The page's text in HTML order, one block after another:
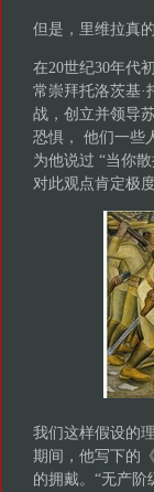
但是，里维拉真
在20世纪30年代
常崇拜托洛茨基·
战，创立并领导
恐惧， 他们一些
为他说过 “当你
对此观点肯定极度
我们这样假设的
期间，他写下的
的拥戴。“无产